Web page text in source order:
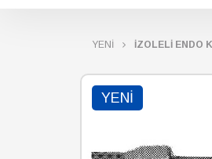
YENİ İZOLELİ ENDO
YENI